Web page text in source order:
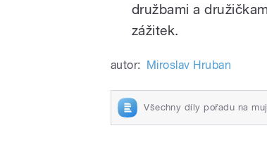
družbami a
zážitek.
autor: Miroslav Hruban
Všechny díly pořadu na